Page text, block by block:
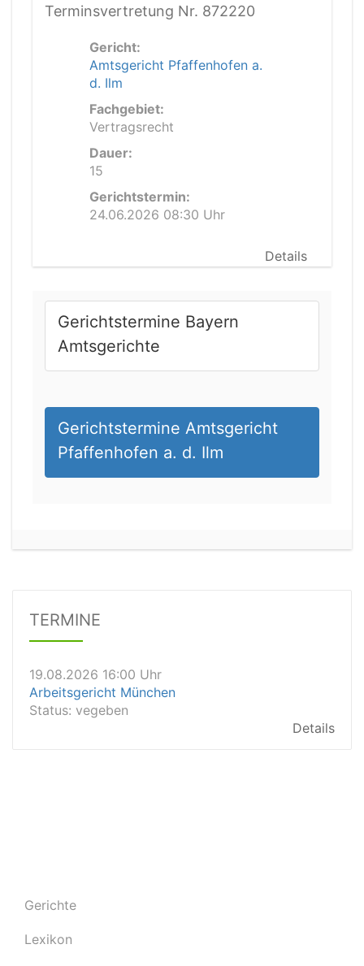
Terminsvertretung Nr. 872220
Gericht:
Amtsgericht Pfaffenhofen a.
d. Ilm
Fachgebiet:
Vertragsrecht
Dauer:
15
Gerichtstermin:
24.06.2026 08:30 Uhr
Details
Gerichtstermine Bayern
Amtsgerichte
Gerichtstermine Amtsgericht
Pfaffenhofen a. d. Ilm
TERMINE
Dauer: 0,5
19.08.2026 16:00 Uhr
Status:vegeben
19.08.2026 15:45 Uhr
19.08.2026 15:30 Uhr
Amtsgericht Heilbronn
Status:
Gerichte
Lexikon